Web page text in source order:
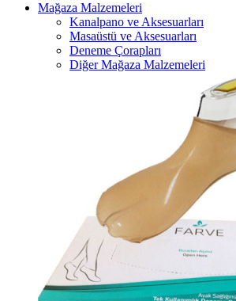
Mağaza Malzemeleri
Kanalpano ve Aksesuarları
Masaüstü ve Aksesuarları
Deneme Çorapları
Diğer Mağaza Malzemeleri